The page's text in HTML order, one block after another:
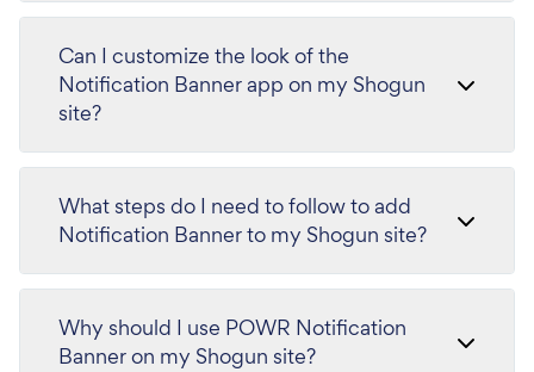
Can I customize the look of the
Notification Banner app on my Shogun
site?
What steps do I need to follow to add
Notification Banner to my Shogun site?
Why should I use POWR Notification
Banner on my Shogun site?